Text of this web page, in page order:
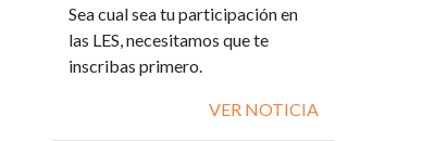
Sea cual sea tu participación en
las LES, necesitamos que te
inscribas primero.
VER NOTICIA